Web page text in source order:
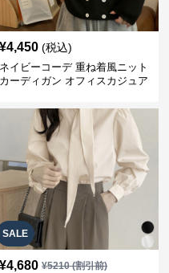
¥4,450 (税込)
ネイビーコーデ 重ね着風ニット
カーディガン オフィスカジュア
SALE
¥4,680 ¥5210(割引前)